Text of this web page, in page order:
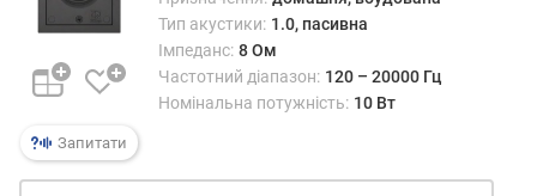
л
/
ш
м
(
д
Запитати
Тип акустики: 1.0, пасивна
Імпеданс: 8 Ом
Частотний діапазон: 120 – 20000 Гц
Номінальна потужність: 10 Вт